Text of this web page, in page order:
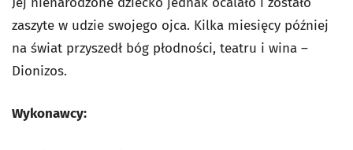
zaszyte w udzie swojego ojca. Kilka miesięcy później
na świat przyszedł bóg płodności, teatru i wina –
Dionizos.
Wykonawcy: